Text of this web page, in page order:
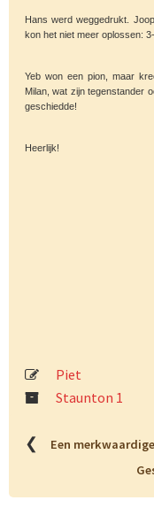
Hans werd weggedrukt.
kon het niet meer oplossen: 3-
Yeb won een pion, maar
Milan, wat zijn tegenstander
geschiedde!
Heerlijk!
Piet
Staunton 1
❮
Een